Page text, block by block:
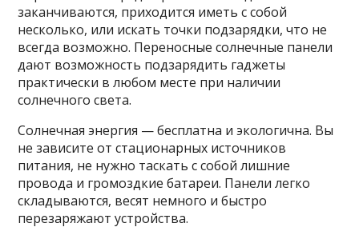
заканчиваются, приходится иметь с собой
несколько, или искать точки подзарядки, что не
всегда возможно. Переносные солнечные панели
дают возможность подзарядить гаджеты
практически в любом месте при наличии
солнечного света.
Солнечная энергия — бесплатна и экологична. Вы
не зависите от стационарных источников
питания, не нужно таскать с собой лишние
провода и громоздкие батареи. Панели легко
складываются, весят немного и быстро
перезаряжают устройства.